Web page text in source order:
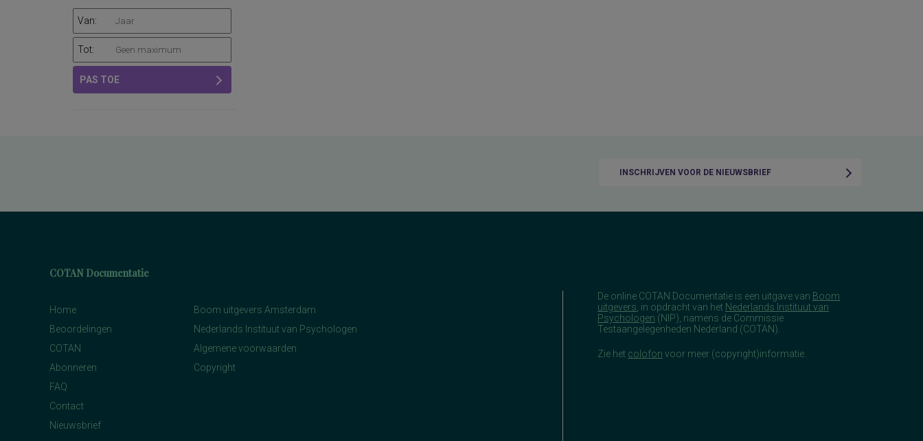
Van:
Tot:
PAS TOE
INSCHRIJVEN VOOR DE NIEUWSBRIEF
COTAN Documentatie
Home
Beoordelingen
COTAN
Abonneren
FAQ
Contact
Nieuwsbrief
Boom uitgevers Amsterdam
Nederlands Instituut van Psychologen
Algemene voorwaarden
Copyright
De online COTAN Documentatie is een uitgave van Boom
uitgevers , in opdracht van het Nederlands Instituut van
Psychologen (NIP), namens de Commissie
Testaangelegenheden Nederland (COTAN).
Zie het colofon voor meer (copyright)informatie.